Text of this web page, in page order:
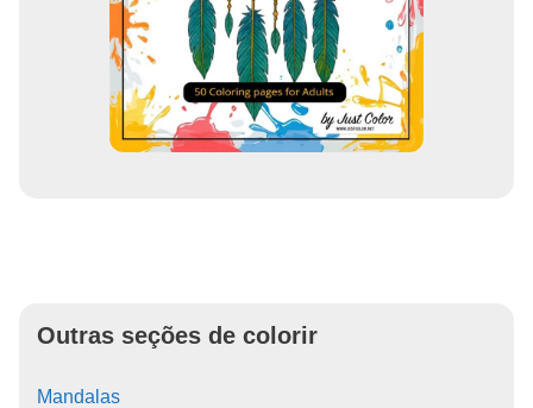
Outras seções de colorir
Mandalas